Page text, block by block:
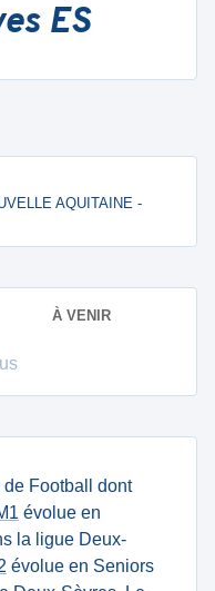
ES
AQUITAINE -
À VENIR
de Football dont
évolue en
la ligue Deux-
évolue en Seniors